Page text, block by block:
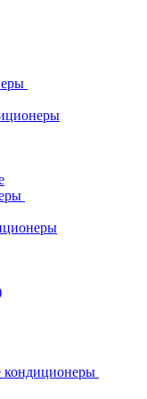
кондиционеры